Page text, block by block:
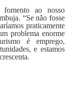
fomento ao nosso
“Se não fosse
praticamente
problema enorme
é emprego,
e estamos